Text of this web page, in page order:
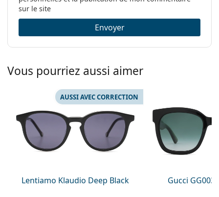
sur le site
Envoyer
Vous pourriez aussi aimer
Lentiamo Klaudio Deep Black
AUSSI AVEC CORRECTION
Gucci